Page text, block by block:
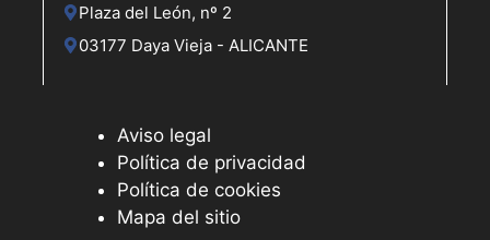
Plaza del León, nº 2
03177 Daya Vieja - ALICANTE
Aviso legal
Política de privacidad
Política de cookies
Mapa del sitio